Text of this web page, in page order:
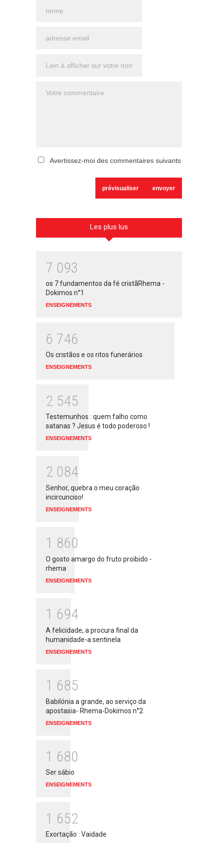
Avertissez-moi des commentaires suivants
Les plus lus
7 093
os 7 fundamentos da fé cristãRhema -
Dokimos n°1
ENSEIGNEMENTS
6 746
Os cristãos e os ritos funerários
ENSEIGNEMENTS
2 545
Testemunhos : quem falho como
satanas ? Jesus é todo poderoso !
ENSEIGNEMENTS
2 084
Senhor, quebra o meu coração
incircunciso!
ENSEIGNEMENTS
1 860
O gosto amargo do fruto proibido -
rhema
ENSEIGNEMENTS
1 694
A felicidade, a procura final da
humanidade-a sentinela
ENSEIGNEMENTS
1 685
Babilónia a grande, ao serviço da
apostasia- Rhema-Dokimos n°2
ENSEIGNEMENTS
1 680
Ser sábio
ENSEIGNEMENTS
1 652
Exortação : Vaidade